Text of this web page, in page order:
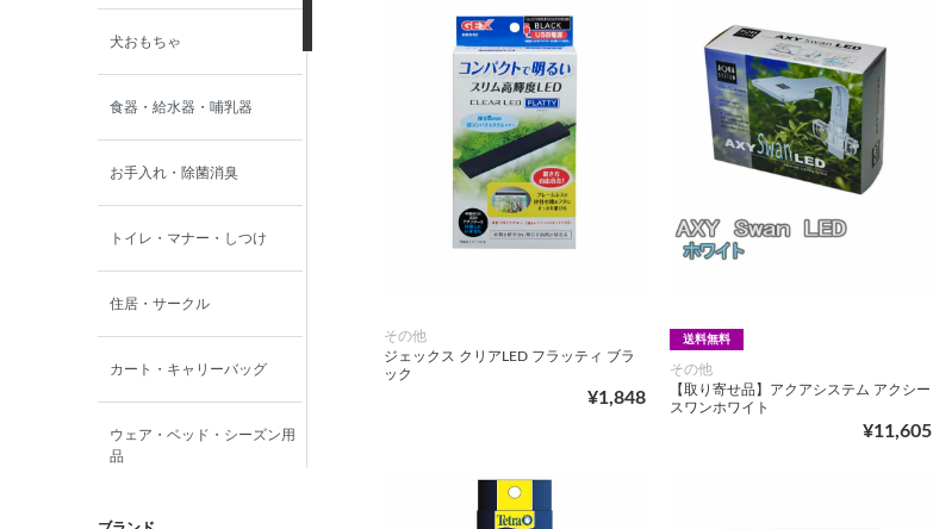
犬おもちゃ
食器・給水器・哺乳器
お手入れ・除菌消臭
トイレ・マナー・しつけ
住居・サークル
カート・キャリーバッグ
ウェア・ベッド・シーズン用
品
首輪・ハーネス(胴輪)・リー
その他
ジェックス クリアLED フラッティ ブラ
ック
¥1,848
送料無料
その他
【取り寄せ品】アクアシステム アクシー
スワンホワイト
¥11,605